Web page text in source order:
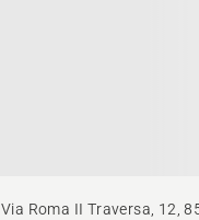
Via Roma II Traversa, 12,